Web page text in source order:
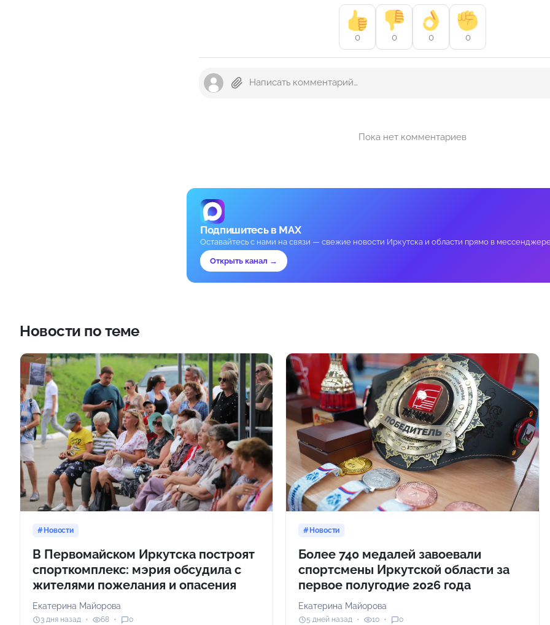
0 0 0 0
Пока нет комментариев
Подпишитесь в MAX
Оставайтесь с нами на связи — свежие новости Иркутска и области прямо в
Открыть канал →
Новости по теме
Новости
В Первомайском Иркутска построят
спорткомплекс: мэрия обсудила с
жителями пожелания и опасения
Екатерина Майорова
3 дня назад 68 0
Новости
Более 740 медалей завоевали
спортсмены Иркутской области за
первое полугодие 2026 года
Екатерина Майорова
5 дней назад 10 0